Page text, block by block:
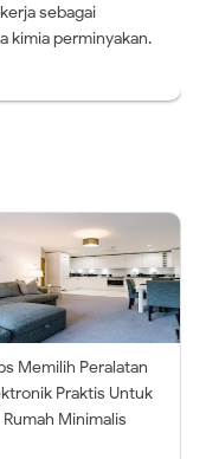
sebagai
kimia perminyakan.
Memilih Peralatan
Praktis Untuk
Rumah Minimalis